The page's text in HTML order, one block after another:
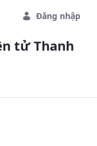
Đăng nhập
tử Thanh